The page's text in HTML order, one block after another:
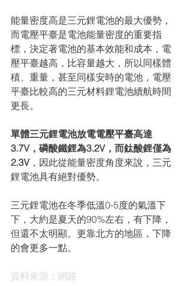
能量密度高是三元鋰電池的最大優勢，
而電壓平臺是電池能量密度的重要指
標，決定著電池的基本效能和成本，電
壓平臺越高，比容量越大，所以同樣體
積、重量，甚至同樣安時的電池，電壓
平臺比較高的三元材料鋰電池續航時間
更長。
單體三元鋰電池放電電壓平臺高達
3.7V，磷酸鐵鋰為3.2V，而鈦酸鋰僅為
2.3V ，因此從能量密度角度來說，三元
鋰電池具有絕對優勢。
三元鋰電池在冬季低溫0-5度的氣溫下
下，大約是夏天的90%左右，有下降，
但還不太明顯。更靠北方的地區，下降
的會更多一點。
資料來源：網路